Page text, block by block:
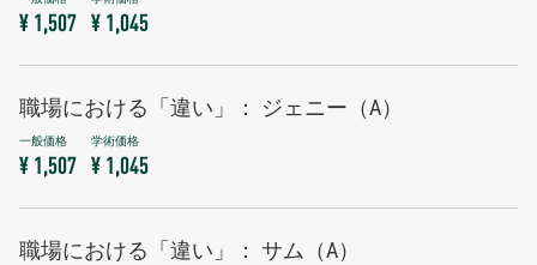
¥ 1,507 ¥ 1,045
職場における「違い」： ジェニー（A）
¥ 1,507 ¥ 1,045
職場における「違い」： サム（A）